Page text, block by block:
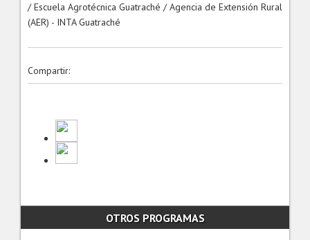
/ Escuela Agrotécnica Guatraché / Agencia de Extensión Rural
(AER) - INTA Guatraché
Compartir:
OTROS PROGRAMAS